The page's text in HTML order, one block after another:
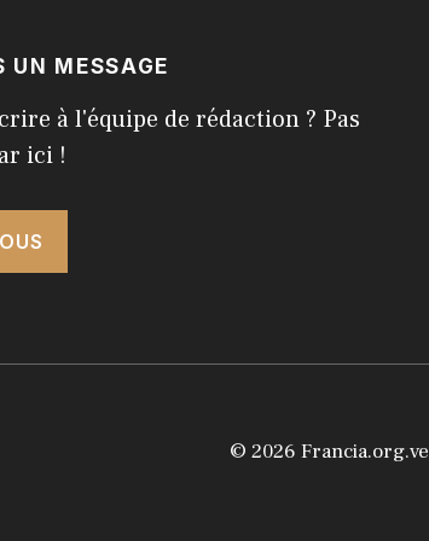
UN MESSAGE
à l'équipe de rédaction ? Pas
ici !
© 2026 Francia.org.ve